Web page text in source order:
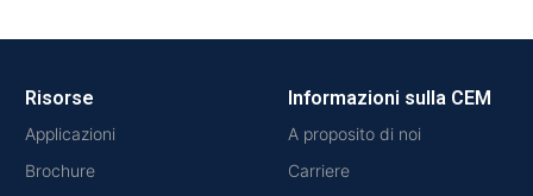
Risorse
Applicazioni
Brochure
Informazioni sulla CEM
A proposito di noi
Carriere